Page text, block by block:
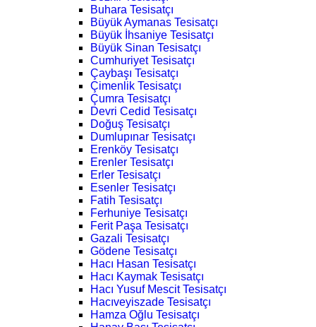
Buhara Tesisatçı
Büyük Aymanas Tesisatçı
Büyük İhsaniye Tesisatçı
Büyük Sinan Tesisatçı
Cumhuriyet Tesisatçı
Çaybaşı Tesisatçı
Çimenlik Tesisatçı
Çumra Tesisatçı
Devri Cedid Tesisatçı
Doğuş Tesisatçı
Dumlupınar Tesisatçı
Erenköy Tesisatçı
Erenler Tesisatçı
Erler Tesisatçı
Esenler Tesisatçı
Fatih Tesisatçı
Ferhuniye Tesisatçı
Ferit Paşa Tesisatçı
Gazali Tesisatçı
Gödene Tesisatçı
Hacı Hasan Tesisatçı
Hacı Kaymak Tesisatçı
Hacı Yusuf Mescit Tesisatçı
Hacıveyiszade Tesisatçı
Hamza Oğlu Tesisatçı